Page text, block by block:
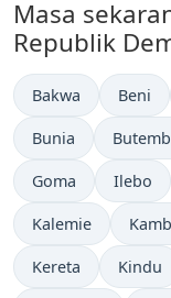
Masa
Republik
Bakwa Beni
Bunia
Goma Ilebo
Kalemie
Kereta Kindu